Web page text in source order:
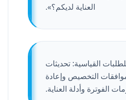
العناية لديكم؟».
القياسية: تحديثات
التخصيص وإعادة
الفوترة وأدلة العناية.